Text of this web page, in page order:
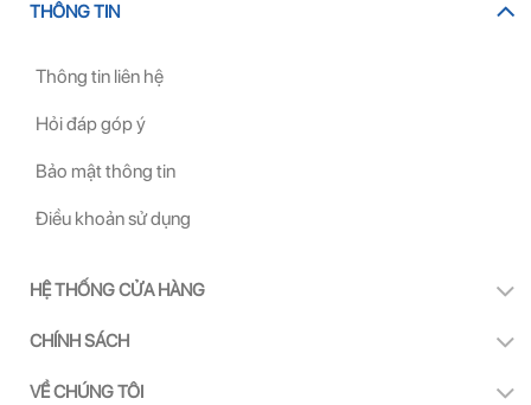
THÔNG TIN
Thông tin liên hệ
Hỏi đáp góp ý
Bảo mật thông tin
Điều khoản sử dụng
HỆ THỐNG CỬA HÀNG
CHÍNH SÁCH
VỀ CHÚNG TÔI